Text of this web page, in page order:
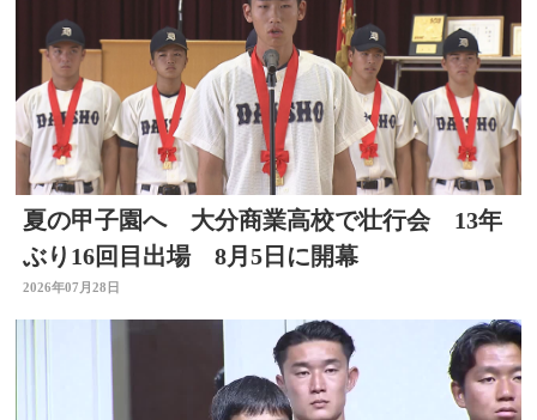
夏の甲子園へ 大分商業高校で壮行会 13年
ぶり16回目出場 8月5日に開幕
2026年07月28日